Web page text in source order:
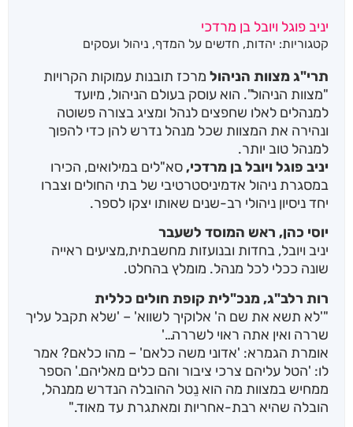
מבוסס על
דירוגים של
יניב פוגל ויובל בן מרדכי
קטגוריות: יהדות, חדשים על המדף, ניהול ועסקים
תרי"ג מצוות הניהול מרכז תובנות עמוקות הקרויות
"מצוות הניהול". הוא עוסק בעולם הניהול, מיועד
למנהלים לאלו שחפצים לנהל ומציג בצורה פשוטה
ונהירה את המצוות שכל מנהל נדרש להן כדי להפוך
למנהל טוב יותר.
יניב פוגל ויובל בן מרדכי,סא"לים במילואים, הכירו
במסגרת ניהול אדמיניסטרטיבי של בתי החולים וצברו
יחד ניסיון ניהולי רב-שנים שאותו יצקו לספר.
יוסי כהן, ראש המוסד לשעבר
יניב ויובל, בחדות ובנועזות מחשבתית,מציעים ראייה
שונה ככלי לכל מנהל. מומלץ בהחלט.
רות רלב"ג, מנכ"לית קופת חולים כללית
"'לא תשא את שם ה' אלוקיך לשווא' – 'שלא תקבל עליך
שררה ואין אתה ראוי לשררה…'
אומרת הגמרא: 'אדוני משה כלאם' – מהו כלאם? אמר
לו: 'הטל עליהם צרכי ציבור והם כלים מאליהם.' הספר
ממחיש במצוות מה הוא נֵטל ההובלה הנדרש ממנהל,
הובלה שהיא רבת-אחריות ומאתגרת עד מאוד."